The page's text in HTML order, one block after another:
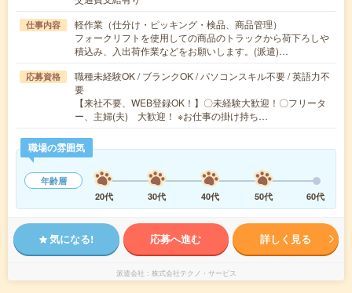
仕事内容
軽作業（仕分け・ピッキング・検品、商品管理）
フォークリフトを使用しての商品のトラックから荷下ろしや
積込み、入出荷作業などをお願いします。(派遣)…
応募資格
職種未経験OK / ブランクOK / パソコンスキル不要 / 英語力不
要
【来社不要、WEB登録OK！】〇未経験大歓迎！〇フリータ
ー、主婦(夫) 大歓迎！ ※お仕事の掛け持ち…
職場の雰囲気
年齢層
20代
30代 40代 50代 60代
気になる! 応募へ進む 詳しく見る
派遣会社 株式会社テクノ・サービス